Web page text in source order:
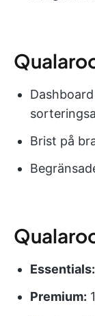
Brist på
Essentials:
Premium: